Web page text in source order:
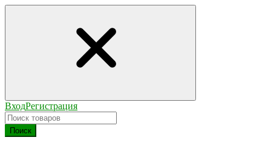
ВходРегистрация
Поиск